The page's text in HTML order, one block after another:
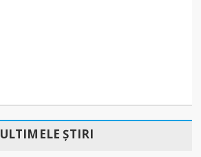
ULTIMELE ȘTIRI